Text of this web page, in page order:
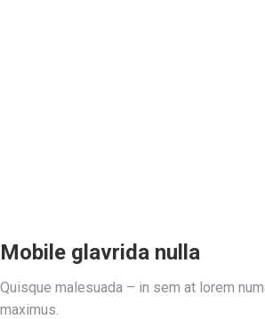
Mobile glavrida nulla
Quisque malesuada – in sem at lorem
maximus.